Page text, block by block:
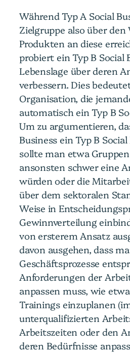
Während Typ A Social
Zielgruppe also über den
Produkten an diese
probiert ein Typ B Social
Lebenslage über deren
verbessern. Dies
Organisation, die
automatisch ein Typ B
Um zu argumentieren,
Business ein Typ B
sollte man etwa
ansonsten schwer eine
würden oder die
über dem sektoralen
Weise in
Gewinnverteilung
von ersterem Ansatz
davon ausgehen, dass
Geschäftsprozesse
Anforderungen der
anpassen muss, wie
Trainings einzuplanen
unterqualifizierten
Arbeitszeiten oder den
deren Bedürfnisse